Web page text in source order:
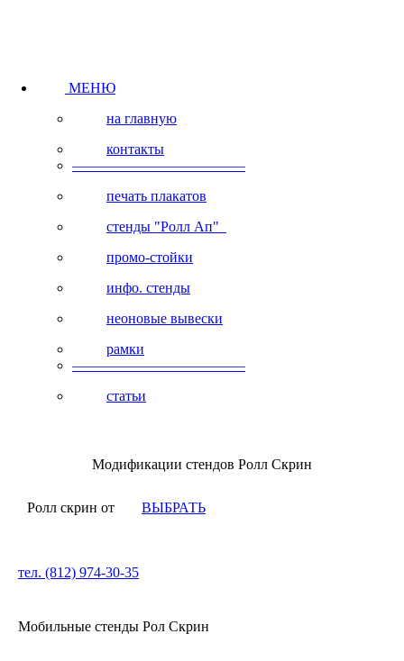
МЕНЮ
на главную
контакты
————————————
печать плакатов
стенды "Ролл Ап"
промо-стойки
инфо. стенды
неоновые вывески
рамки
————————————
статьи
Модификации стендов Ролл Скрин
Ролл скрин от ВЫБРАТЬ
тел. (812) 974-30-35
Мобильные стенды Рол Скрин